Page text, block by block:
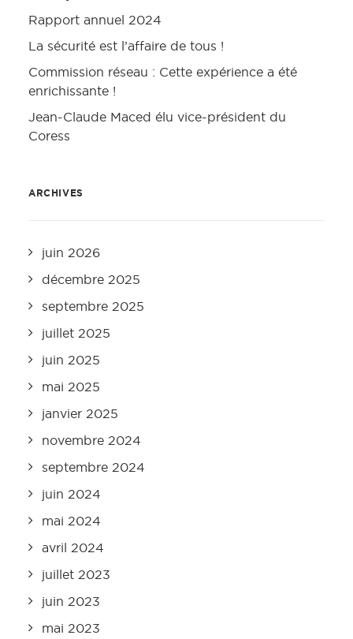
Rapport annuel 2024
La sécurité est l’affaire de tous !
Commission réseau : Cette expérience a été
enrichissante !
Jean-Claude Maced élu vice-président du
Coress
ARCHIVES
juin 2026
décembre 2025
septembre 2025
juillet 2025
juin 2025
mai 2025
janvier 2025
novembre 2024
septembre 2024
juin 2024
mai 2024
avril 2024
juillet 2023
juin 2023
mai 2023